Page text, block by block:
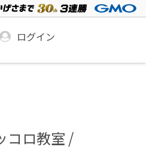
ログイン
コロ教室 /